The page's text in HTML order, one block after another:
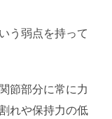
う弱点を持って
節部分に常に力
れや保持力の低